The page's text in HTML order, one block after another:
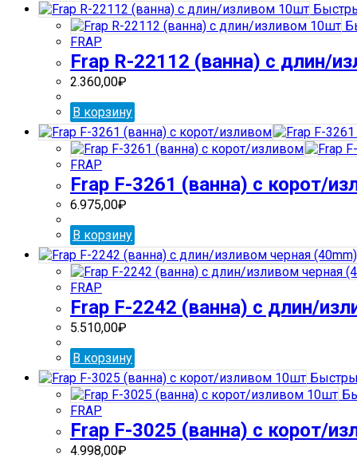
FRAP
Frap R-22112 (ванна) с длин/
2.360,00₽
В корзину
FRAP
Frap F-3261 (ванна) с корот/
6.975,00₽
В корзину
FRAP
Frap F-2242 (ванна) с длин/
5.510,00₽
В корзину
FRAP
Frap F-3025 (ванна) с корот/
4.998,00₽